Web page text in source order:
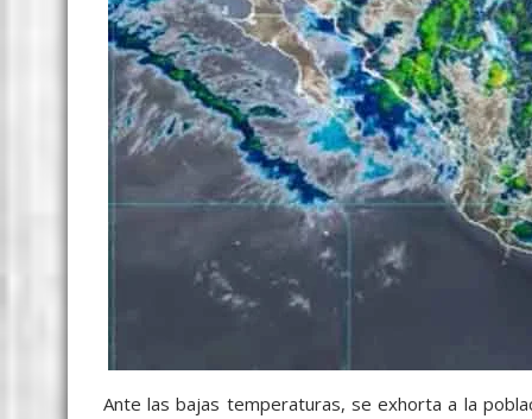
Ante las bajas temperaturas, se exhorta a la